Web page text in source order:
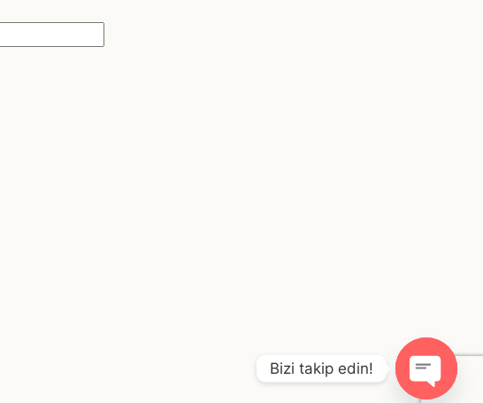
Bizi takip edin!